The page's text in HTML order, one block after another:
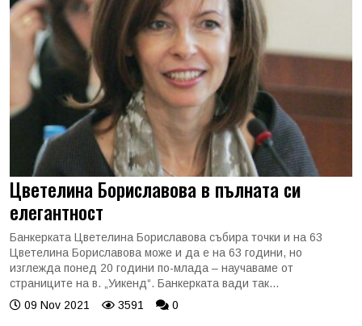
Цветелина Бориславова в пълната си
елегантност
Банкерката Цветелина Бориславова събира точки и на 63
Цветелина Бориславова може и да е на 63 години, но
изглежда понед 20 години по-млада – научаваме от
страниците на в. „Уикенд“. Банкерката вади так...
09 Nov 2021
3591 0